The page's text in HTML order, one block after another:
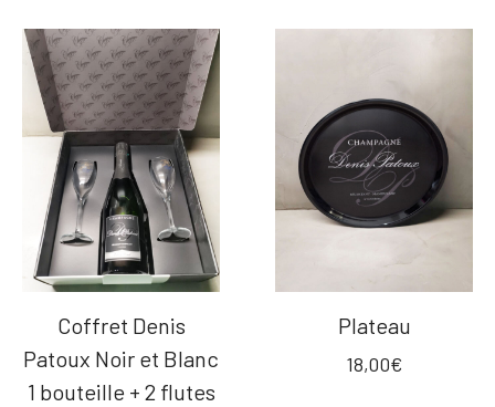
Coffret Denis
Patoux Noir et Blanc
1 bouteille + 2 flutes
Plateau
18,00€